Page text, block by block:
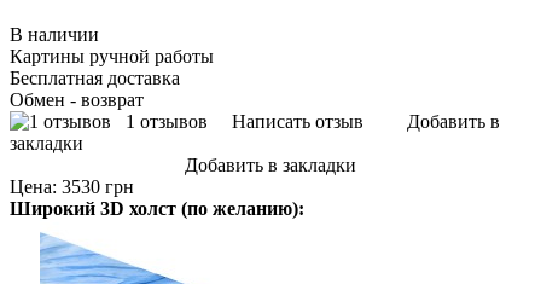
В наличии
Картины ручной работы
Бесплатная доставка
Обмен - возврат
1 отзывов
Написать отзыв
Добавить в
закладки
Добавить в закладки
Цена: 3530 грн
Широкий 3D холст (по желанию):